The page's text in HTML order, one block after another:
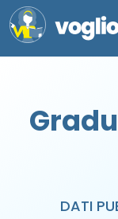
DATI